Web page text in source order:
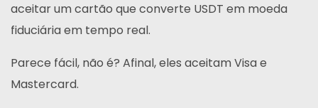
aceitar um cartão que converte USDT em moeda
fiduciária em tempo real.
Parece fácil, não é? Afinal, eles aceitam Visa e
Mastercard.